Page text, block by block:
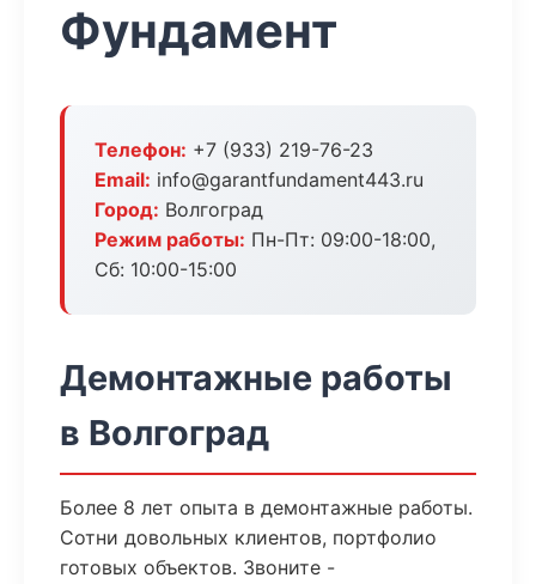
Фундамент
Телефон: +7 (933) 219-76-23
Email: info@garantfundament443.ru
Город: Волгоград
Режим работы: Пн-Пт: 09:00-18:00,
Сб: 10:00-15:00
Демонтажные работы
в Волгоград
Более 8 лет опыта в демонтажные работы.
Сотни довольных клиентов, портфолио
готовых объектов. Звоните -